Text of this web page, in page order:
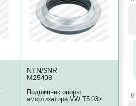
NTN/SNR
M25408
Подшипник опоры
амортизатора VW T5 03>
6